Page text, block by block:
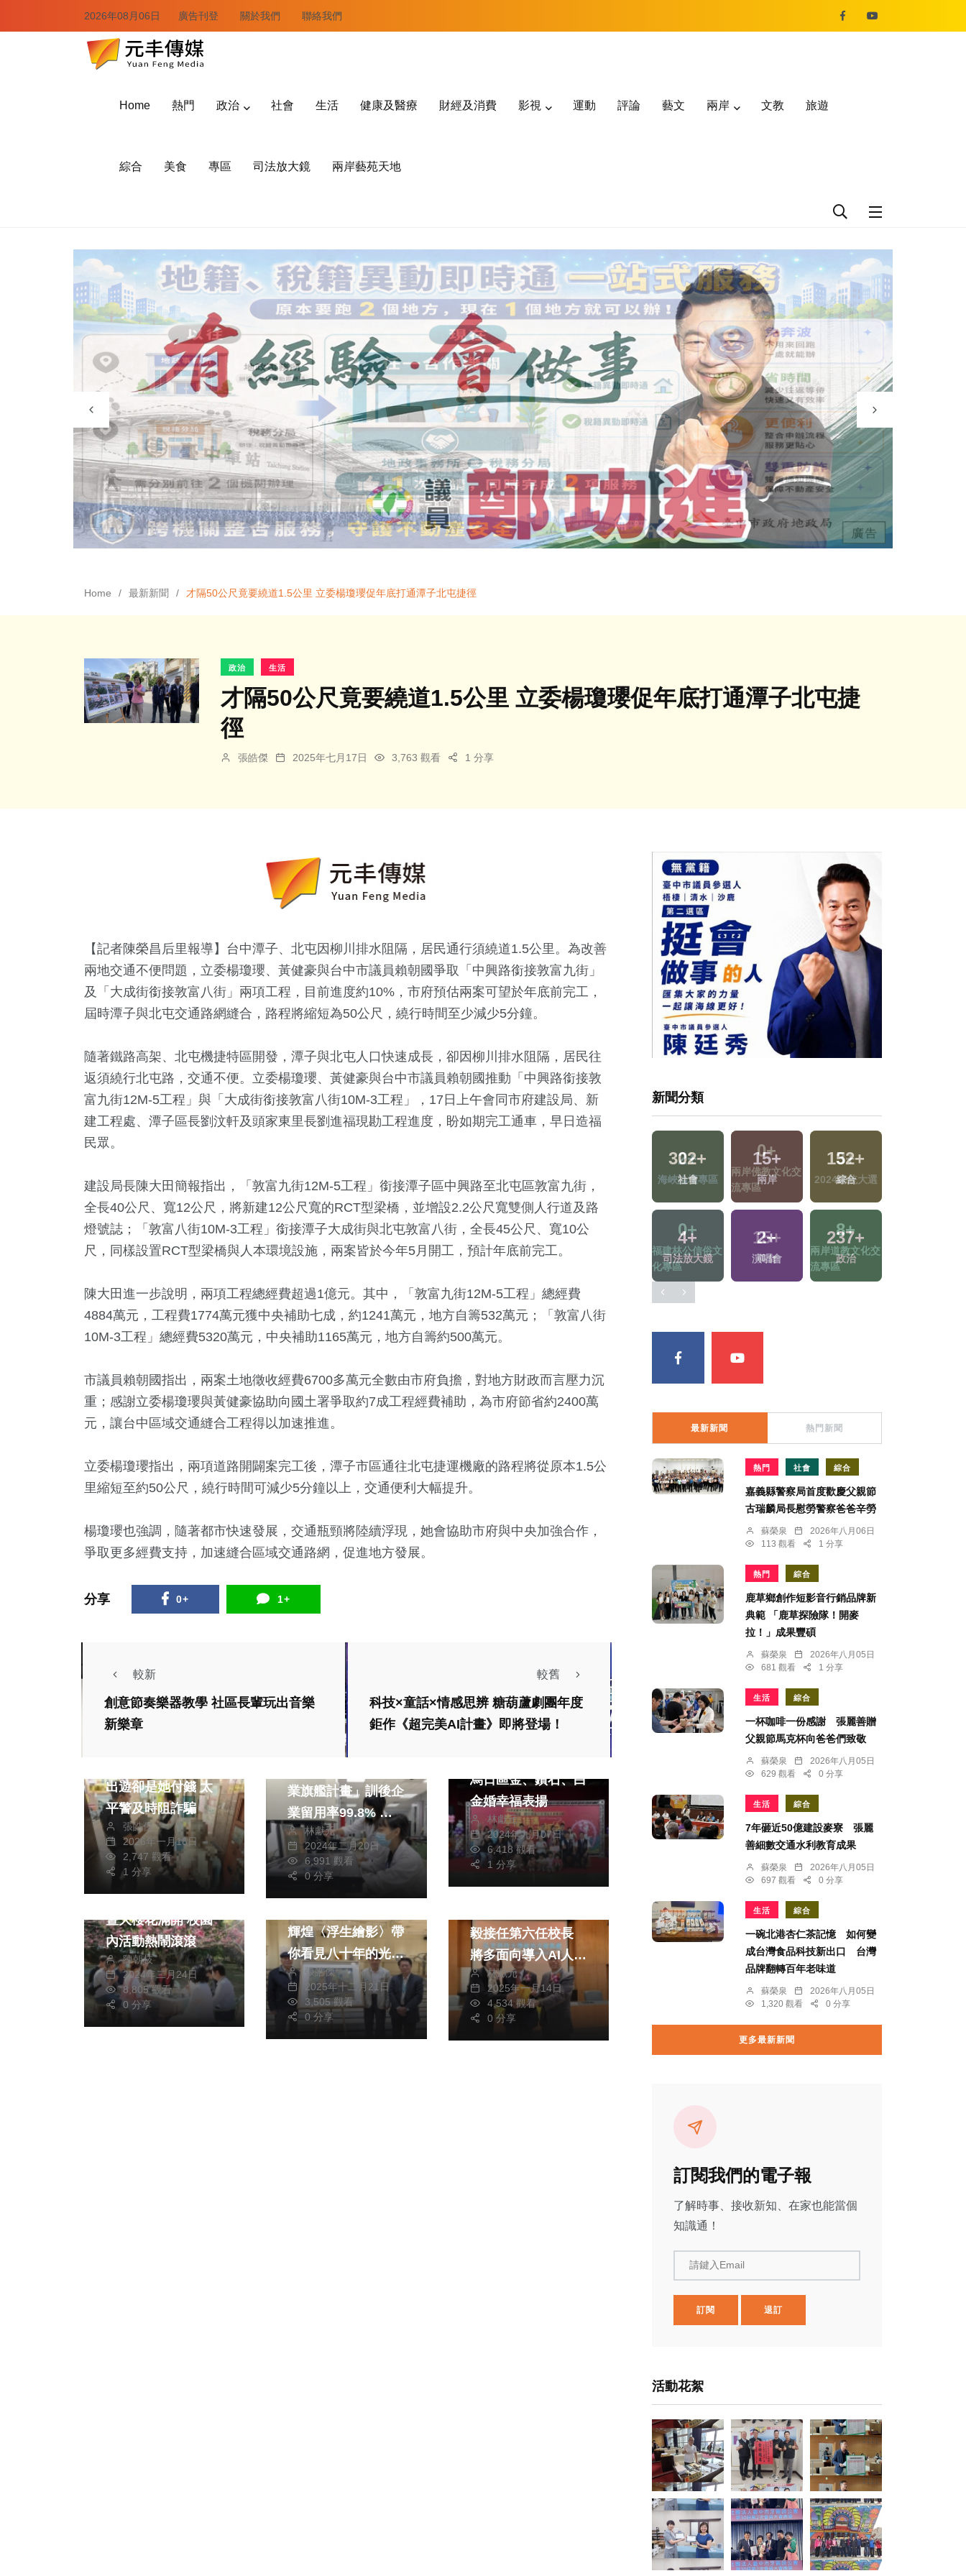
2026年08月06日 廣告刊登 關於我們 聯絡我們
Home 熱門 政治 社會 生活 健康及醫療 財經及消費 影視 運動 評論 藝文 兩岸 文教 旅遊
綜合 美食 專區 司法放大鏡 兩岸藝苑天地
Home 最新新聞 才隔50公尺竟要繞道1.5公里 立委楊瓊瓔促年底打通潭子北屯捷徑
政治 生活
才隔50公尺竟要繞道1.5公里 立委楊瓊瓔促年底打通潭子北屯捷
徑
張皓傑 2025年七月17日 3,763 觀看 1 分享
【記者陳榮昌后里報導】台中潭子、北屯因柳川排水阻隔，居民通行須繞道1.5公里。為改善
兩地交通不便問題，立委楊瓊瓔、黃健豪與台中市議員賴朝國爭取「中興路銜接敦富九街」
及「大成街銜接敦富八街」兩項工程，目前進度約10%，市府預估兩案可望於年底前完工，
屆時潭子與北屯交通路網縫合，路程將縮短為50公尺，繞行時間至少減少5分鐘。
隨著鐵路高架、北屯機捷特區開發，潭子與北屯人口快速成長，卻因柳川排水阻隔，居民往
返須繞行北屯路，交通不便。立委楊瓊瓔、黃健豪與台中市議員賴朝國推動「中興路銜接敦
富九街12M-5工程」與「大成街銜接敦富八街10M-3工程」，17日上午會同市府建設局、新
建工程處、潭子區長劉汶軒及頭家東里長劉進福現勘工程進度，盼如期完工通車，早日造福
民眾。
建設局長陳大田簡報指出，「敦富九街12M-5工程」銜接潭子區中興路至北屯區敦富九街，
全長40公尺、寬12公尺，將新建12公尺寬的RCT型梁橋，並增設2.2公尺寬雙側人行道及路
燈號誌；「敦富八街10M-3工程」銜接潭子大成街與北屯敦富八街，全長45公尺、寬10公
尺，同樣設置RCT型梁橋與人本環境設施，兩案皆於今年5月開工，預計年底前完工。
陳大田進一步說明，兩項工程總經費超過1億元。其中，「敦富九街12M-5工程」總經費
4884萬元，工程費1774萬元獲中央補助七成，約1241萬元，地方自籌532萬元；「敦富八街
10M-3工程」總經費5320萬元，中央補助1165萬元，地方自籌約500萬元。
市議員賴朝國指出，兩案土地徵收經費6700多萬元全數由市府負擔，對地方財政而言壓力沉
重；感謝立委楊瓊瓔與黃健豪協助向國土署爭取約7成工程經費補助，為市府節省約2400萬
元，讓台中區域交通縫合工程得以加速推進。
立委楊瓊瓔指出，兩項道路開闢案完工後，潭子市區通往北屯捷運機廠的路程將從原本1.5公
里縮短至約50公尺，繞行時間可減少5分鐘以上，交通便利大幅提升。
楊瓊瓔也強調，隨著都市快速發展，交通瓶頸將陸續浮現，她會協助市府與中央加強合作，
爭取更多經費支持，加速縫合區域交通路網，促進地方發展。
分享 0+ 1+
較新
創意節奏樂器教學 社區長輩玩出音樂
新樂章
較舊
科技×童話×情感思辨 糖葫蘆劇團年度
鉅作《超完美AI計畫》即將登場！
出遊卻是她付錢 太
平警及時阻詐騙
張皓傑
2026年一月16日
2,747 觀看
1 分享
財經及消費
業旗艦計畫」訓後企
業留用率99.8% 訓
練即僱用助青年穩定
就業
林獻元
2024年二月20日
6,991 觀看
0 分享
政治 生活
烏日區金、鑽石、白
金婚幸福表揚
林獻元
2024年九月07日
6,418 觀看
1 分享
生活 文教
旅遊 綜合
暨大櫻花滿開 校園
內活動熱鬧滾滾
陳朝枝
2024年二月24日
8,805 觀看
0 分享
輝煌〈浮生繪影〉帶
你看見八十年的光影
故事張皓傑
2025年十二月21日
3,505 觀看
0 分享
文教
毅接任第六任校長
將多面向導入AI人工
智慧、深化國際夥伴
關係
林獻元
2025年一月14日
4,534 觀看
0 分享
新聞分類
評論 生活
+
影視
108+
財經及消費
綜藝 藝文 海峽論壇專區
流專區
2024總統大選
0 +
福建林公信俗文
15 +
美食
302+
社會
15+
兩岸
152+
綜合
4+
司法放大鏡
2+
演唱會
237+
政治
最新新聞 熱門新聞
熱門 社會 綜合
嘉義縣警察局首度歡慶父親節
古瑞麟局長慰勞警察爸爸辛勞
蘇榮泉
2026年八月06日
113 觀看
1 分享
熱門 綜合
鹿草鄉創作短影音行銷品牌新
典範 「鹿草探險隊！開麥
拉！」成果豐碩
蘇榮泉
2026年八月05日
681 觀看
1 分享
生活 綜合
一杯咖啡一份感謝 張麗善贈
父親節馬克杯向爸爸們致敬
蘇榮泉
2026年八月05日
629 觀看
0 分享
生活 綜合
7年砸近50億建設麥寮 張麗
善細數交通水利教育成果
蘇榮泉
2026年八月05日
697 觀看
0 分享
生活 綜合
一碗北港杏仁茶記憶 如何變
成台灣食品科技新出口 台灣
品牌翻轉百年老味道
蘇榮泉
2026年八月05日
1,320 觀看
0 分享
更多最新新聞
訂閱我們的電子報
了解時事、接收新知、在家也能當個
知識通！
請鍵入Email
訂閱 退訂
活動花絮